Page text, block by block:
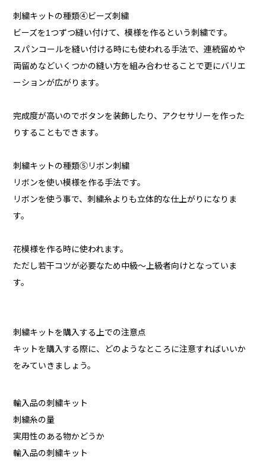
刺繍キットの種類④ビーズ刺繍
ビーズを1つずつ縫い付けて、模様を作るという刺繍です。
スパンコールを縫い付ける時にも使われる手法で、連続留めや
両留めなどいくつかの縫い方を組み合わせることで更にバリエ
ーションが広がります。
完成度が高いのでボタンを装飾したり、アクセサリーを作った
りすることもできます。
刺繍キットの種類⑤リボン刺繍
リボンを使い模様を作る手法です。
リボンを使う事で、刺繍糸よりも立体的な仕上がりになりま
す。
花模様を作る時に使われます。
ただし若干コツが必要なため中級～上級者向けとなっていま
す。
刺繍キットを購入する上での注意点
キットを購入する際に、どのようなところに注意すればいいか
をみていきましょう。
輸入品の刺繍キット
刺繍糸の量
実用性のある物かどうか
輸入品の刺繍キット